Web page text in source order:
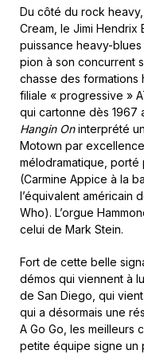
Du côté du rock
Cream, le Jimi Hendrix
puissance heavy-
pion à son concurrent
chasse des formations
filiale « progressive »
qui cartonne dès 1967
Hangin Oninterprété
Motown par
mélodramatique, porté
(Carmine Appice à la
l’équivalent américain
Who). L’orgue
celui de Mark Stein.
Fort de cette belle
démos qui viennent à
de San Diego, qui
qui a désormais une
A Go Go, les meilleurs
petite équipe signe un